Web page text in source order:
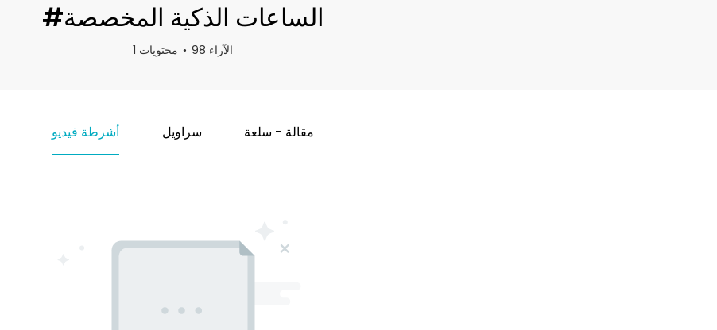
#الساعات الذكية المخصصة
1 محتويات 98 الآراء
أشرطة فيديو سراويل مقالة - سلعة